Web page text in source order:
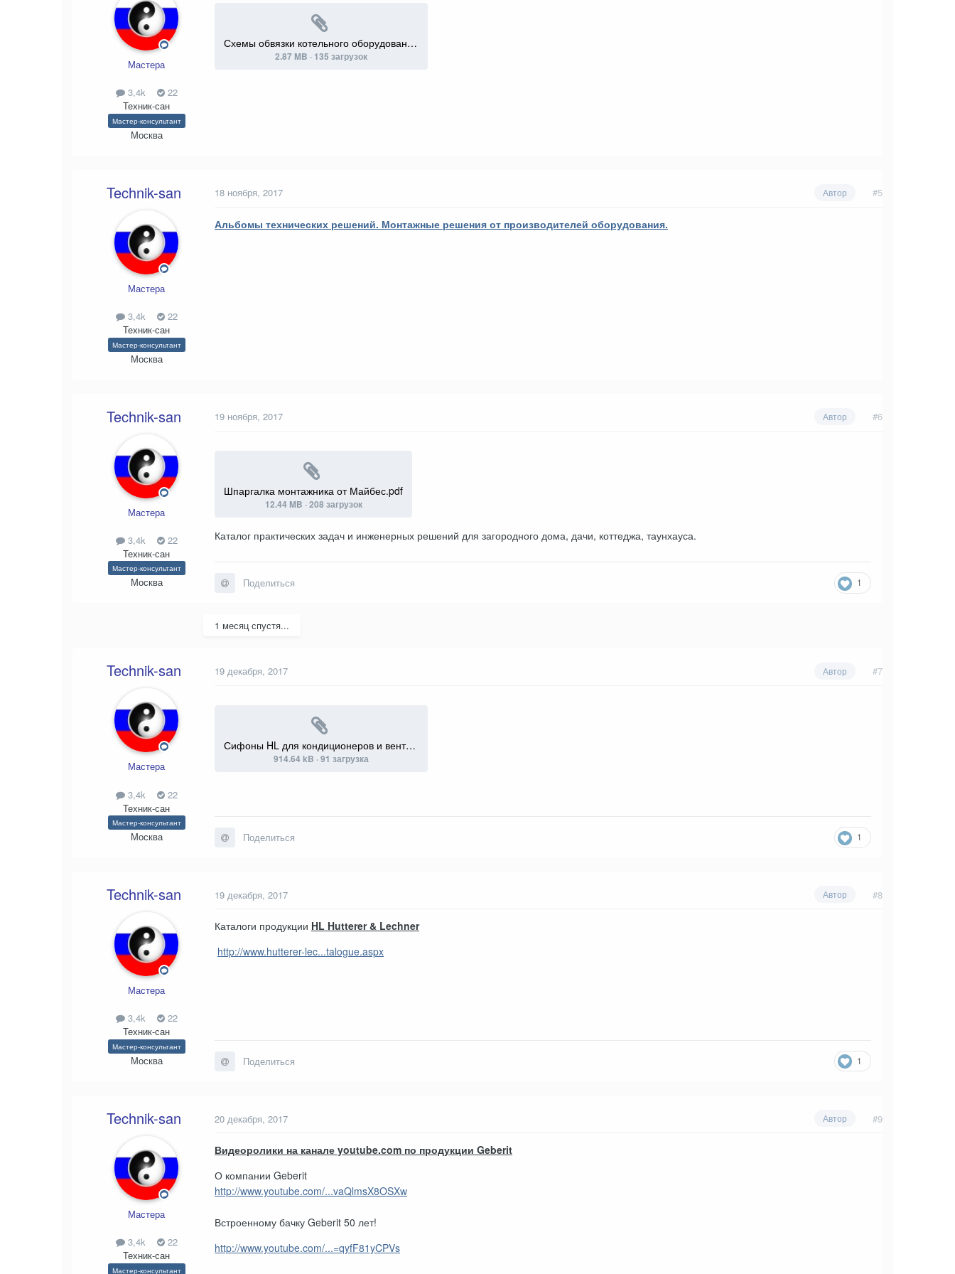
Мастера
3,4k
22
Техник-сан
Мастер-консультант
Москва
Схемы обвязки котельного оборудования.pdf
2.87 MB · 135 загрузок
Technik-san
Мастера
3,4k
22
Техник-сан
Мастер-консультант
Москва
Автор #5
18 ноября, 2017
Альбомы технических решений. Монтажные решения от производителей оборудования.
Technik-san
Мастера
3,4k
22
Техник-сан
Мастер-консультант
Москва
Автор #6
19 ноября, 2017
Шпаргалка монтажника от Майбес.pdf
12.44 MB ·208 загрузок
Каталог практических задач и инженерных решений для загородного дома, дачи, коттеджа, таунхауса.
1
Поделиться
1 месяц спустя...
Technik-san
Мастера
3,4k
22
Техник-сан
Мастер-консультант
Москва
Автор #7
19 декабря, 2017
Сифоны HL для кондиционеров и вентилляции.pdf
914.64 kB ·91 загрузка
1
Поделиться
Technik-san
Мастера
3,4k
22
Техник-сан
Мастер-консультант
Москва
Автор #8
19 декабря, 2017
Каталоги продукции HL Hutterer & Lechner
http://www.hutterer-lec...talogue.aspx
1
Поделиться
Technik-san
Мастера
3,4k
22
Техник-сан
Мастер-консультант
Автор #9
20 декабря, 2017
Видеоролики на канале youtube.com по продукции Geberit
О компании Geberit
http://www.youtube.com/...vaQlmsX8OSXw
Встроенному бачку Geberit 50 лет!
http://www.youtube.com/...=qyfF81yCPVs